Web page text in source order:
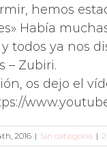
hemos
Había
y todos ya nos
– Zubiri.
os dejo el
2016 | Sin categoría |